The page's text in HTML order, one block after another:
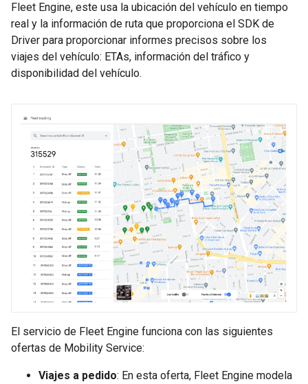
Fleet Engine, este usa la ubicación del vehículo en tiempo
real y la información de ruta que proporciona el SDK de
Driver para proporcionar informes precisos sobre los
viajes del vehículo: ETAs, información del tráfico y
disponibilidad del vehículo.
El servicio de Fleet Engine funciona con las siguientes
ofertas de Mobility Service:
Viajes a pedido: En esta oferta, Fleet Engine modela